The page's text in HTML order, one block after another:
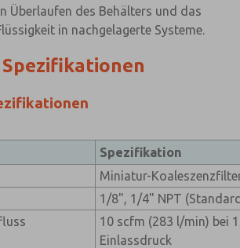
Überlaufen des Behälters und das
in nachgelagerte Systeme.
Spezifikationen
Spezifikation
Miniatur-
1/8", 1/4" NPT
10 scfm (283 l/min) bei
Einlassdruck